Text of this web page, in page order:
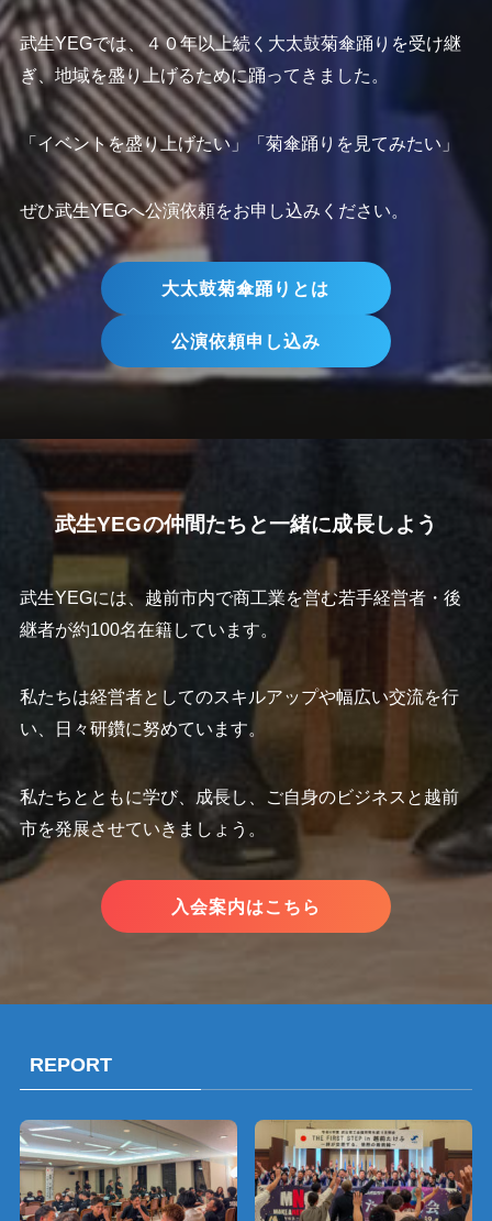
武生YEGでは、４０年以上続く大太鼓菊傘踊りを受け継
ぎ、地域を盛り上げるために踊ってきました。
「イベントを盛り上げたい」「菊傘踊りを見てみたい」
ぜひ武生YEGへ公演依頼をお申し込みください。
大太鼓菊傘踊りとは
公演依頼申し込み
武生YEGの仲間たちと一緒に成長しよう
武生YEGには、越前市内で商工業を営む若手経営者・後
継者が約100名在籍しています。
私たちは経営者としてのスキルアップや幅広い交流を行
い、日々研鑽に努めています。
私たちとともに学び、成長し、ご自身のビジネスと越前
市を発展させていきましょう。
入会案内はこちら
REPORT